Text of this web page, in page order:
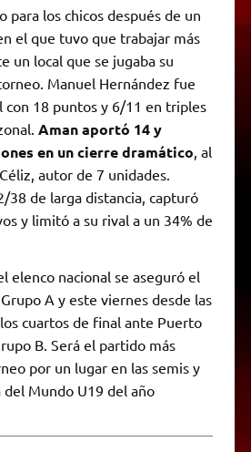
para los chicos después de un
el que tuvo que trabajar más
un local que se jugaba su
Manuel Hernández fue
con 18 puntos y 6/11 en triples
Aman aportó 14 y
en un cierre dramático, al
autor de 7 unidades.
38 de larga distancia, capturó
y limitó a su rival a un 34% de
elenco nacional se aseguró el
A y este viernes desde las
cuartos de final ante Puerto
B. Será el partido más
por un lugar en las semis y
Mundo U19 del año